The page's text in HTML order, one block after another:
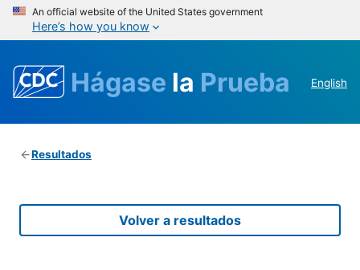
An official website of the United States government
Here’s how you know
Hágase la Prueba English
Resultados
Volver a resultados